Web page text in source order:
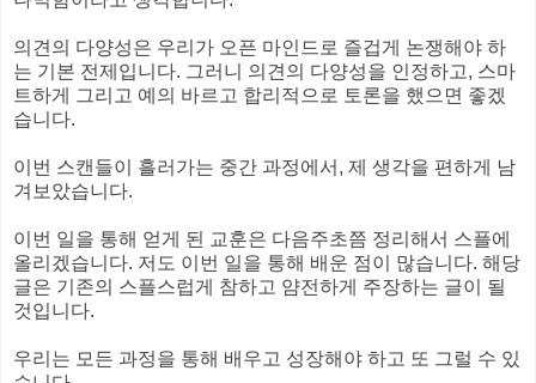
의견의 다양성은 우리가 오픈 마인드로 즐겁게 논쟁해야 하
는 기본 전제입니다. 그러니 의견의 다양성을 인정하고, 스마
트하게 그리고 예의 바르고 합리적으로 토론을 했으면 좋겠
습니다.
이번 스캔들이 흘러가는 중간 과정에서, 제 생각을 편하게 남
겨보았습니다.
이번 일을 통해 얻게 된 교훈은 다음주초쯤 정리해서 스플에
올리겠습니다. 저도 이번 일을 통해 배운 점이 많습니다. 해당
글은 기존의 스플스럽게 참하고 얌전하게 주장하는 글이 될
것입니다.
우리는 모든 과정을 통해 배우고 성장해야 하고 또 그럴 수 있